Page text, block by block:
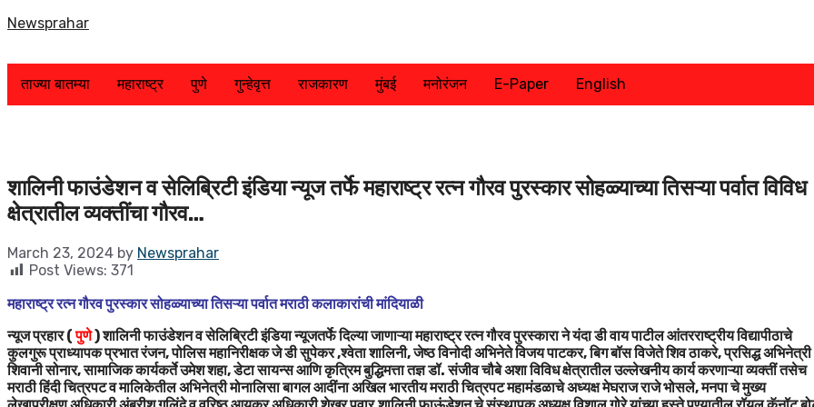
Skip
Newsprahar
ताज्या बातम्या महाराष्ट्र पुणे गुन्हेवृत्त राजकारण मुंबई मनोरंजन E-Paper English
शालिनी फाउंडेशन व सेलिब्रिटी इंडिया न्यूज तर्फे महाराष्ट्र रत्न गौरव पुरस्कार सोहळ्याच्या तिसऱ्या पर्वात विविध
क्षेत्रातील व्यक्तींचा गौरव…
March 23, 2024 by Newsprahar
Post Views: 371
महाराष्ट्र रत्न गौरव पुरस्कार सोहळ्याच्या तिसऱ्या पर्वात मराठी कलाकारांची मांदियाळी
न्यूज प्रहार (पुणे) शालिनी फाउंडेशन व सेलिब्रिटी इंडिया न्यूजतर्फे दिल्या जाणाऱ्या महाराष्ट्र रत्न गौरव पुरस्कारा ने यंदा डी वाय पाटील आंतरराष्ट्रीय विद्यापीठाचे
कुलगुरू प्राध्यापक प्रभात रंजन, पोलिस महानिरीक्षक जे डी सुपेकर ,श्वेता शालिनी, जेष्ठ विनोदी अभिनेते विजय पाटकर, बिग बॉस विजेते शिव ठाकरे, प्रसिद्ध अभिनेत्री
शिवानी सोनार, सामाजिक कार्यकर्ते उमेश शहा, डेटा सायन्स आणि कृत्रिम बुद्धिमत्ता तज्ञ डॉ. संजीव चौबे अशा विविध क्षेत्रातील उल्लेखनीय कार्य करणाऱ्या व्यक्तीं तसेच
मराठी हिंदी चित्रपट व मालिकेतील अभिनेत्री मोनालिसा बागल आदींना अखिल भारतीय मराठी चित्रपट महामंडळाचे अध्यक्ष मेघराज राजे भोसले, मनपा चे मुख्य